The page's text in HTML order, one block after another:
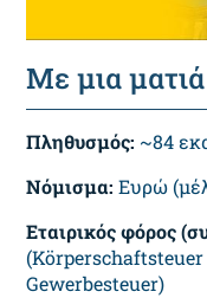
Με μια ματιά
Πληθυσμός: ~84
Νόμισμα:Ευρώ
Εταιρικός φόρος
(Körperschaftsteuer
Gewerbesteuer)